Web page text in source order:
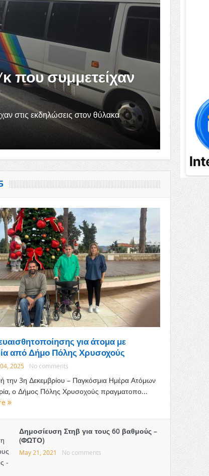
που συμμετείχαν
στις εκδηλώσεις στον θύλακα
για άτομα με
από Δήμο Πόλης Χρυσοχούς
2025 No comments
την 3η Δεκεμβρίου – Παγκόσμια Ημέρα Ατόμων
ο Δήμος Πόλης Χρυσοχούς πραγματοπο...
Δημοσίευση Στηβ για τους 60 βαθμούς –
(ΦΩΤΟ)
May 21, 2021 No comments